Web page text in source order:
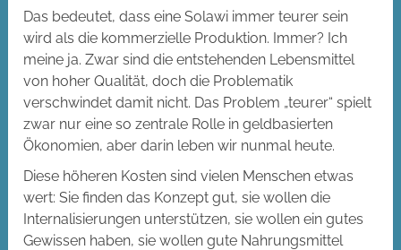
Das bedeutet, dass eine Solawi immer teurer sein
wird als die kommerzielle Produktion. Immer? Ich
meine ja. Zwar sind die entstehenden Lebensmittel
von hoher Qualität, doch die Problematik
verschwindet damit nicht. Das Problem „teurer“ spielt
zwar nur eine so zentrale Rolle in geldbasierten
Ökonomien, aber darin leben wir nunmal heute.
Diese höheren Kosten sind vielen Menschen etwas
wert: Sie finden das Konzept gut, sie wollen die
Internalisierungen unterstützen, sie wollen ein gutes
Gewissen haben, sie wollen gute Nahrungsmittel